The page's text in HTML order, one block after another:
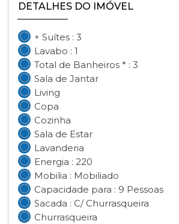
DETALHES DO IMÓVEL
+ Suítes : 3
Lavabo : 1
Total de Banheiros * : 3
Sala de Jantar
Living
Copa
Cozinha
Sala de Estar
Lavanderia
Energia : 220
Mobilia : Mobiliado
Capacidade para : 9 Pessoas
Sacada : C/ Churrasqueira
Churrasqueira